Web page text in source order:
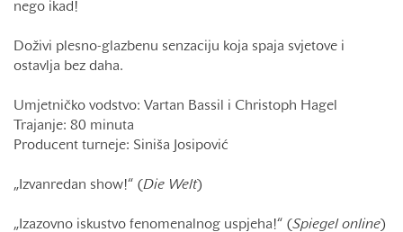
nego ikad!
Doživi plesno-glazbenu senzaciju koja spaja svjetove i
ostavlja bez daha.
Umjetničko vodstvo: Vartan Bassil i Christoph Hagel
Trajanje: 80 minuta
Producent turneje: Siniša Josipović
„Izvanredan show!“ ( Die Welt)
„Izazovno iskustvo fenomenalnog uspjeha!“ ( Spiegel online)